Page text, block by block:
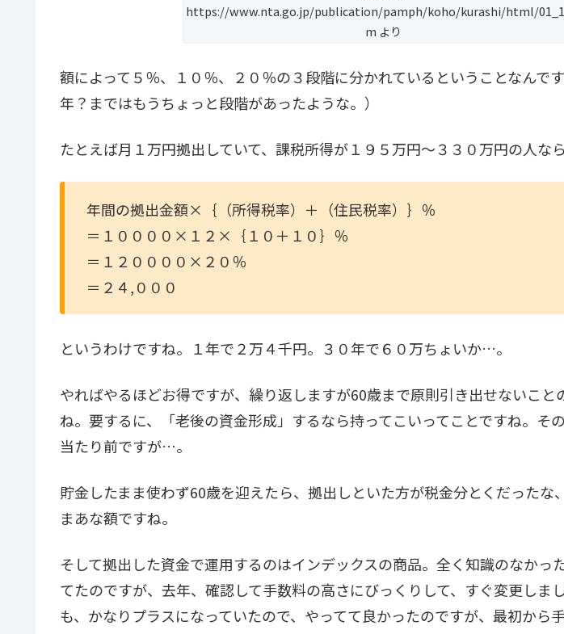
https://www.nta.go.jp/publication/pamph/koho/kurashi/html/
m より
額によって５％、１０％、２０％の３段階に分かれているということなんで
年？まではもうちょっと段階があったような。）
たとえば月１万円拠出していて、課税所得が１９５万円～３３０万円の人なら
年間の拠出金額×｛（所得税率）＋（住民税率）｝％
＝１００００×１２×｛１０＋１０｝％
＝１２００００×２０％
＝２４,０００
というわけですね。１年で２万４千円。３０年で６０万ちょいか…。
やればやるほどお得ですが、繰り返しますが60歳まで原則引き出せないこと
ね。要するに、「老後の資金形成」するなら持ってこいってことですね。そ
当たり前ですが…。
貯金したまま使わず60歳を迎えたら、拠出しといた方が税金分とくだったな
まあな額ですね。
そして拠出した資金で運用するのはインデックスの商品。全く知識のなかっ
てたのですが、去年、確認して手数料の高さにびっくりして、すぐ変更しま
も、かなりプラスになっていたので、やってて良かったのですが、最初から